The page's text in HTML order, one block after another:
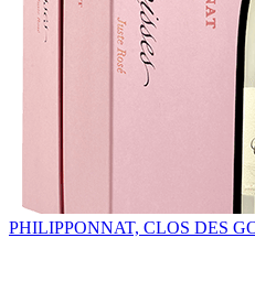
PHILIPPONNAT, CLOS DES